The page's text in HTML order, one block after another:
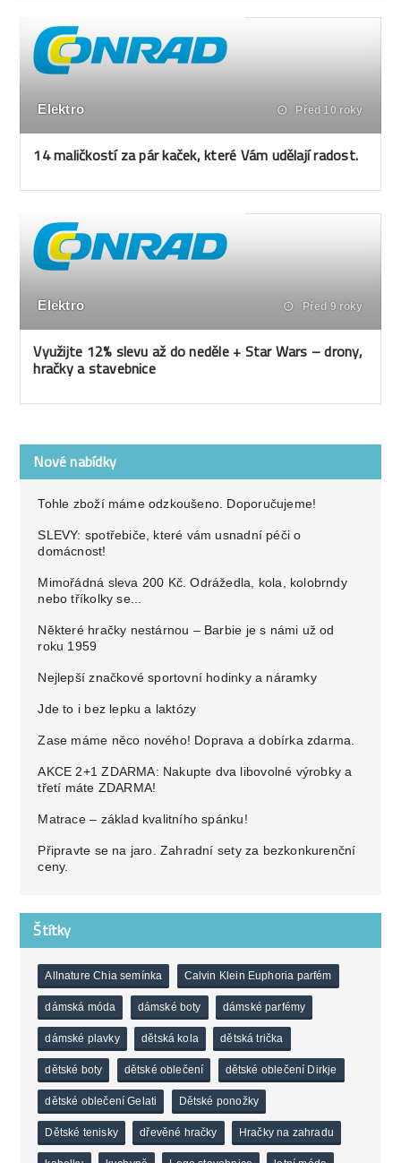
Elektro Před 10 roky
14 maličkostí za pár kaček, které Vám udělají radost.
Elektro Před 9 roky
Využijte 12% slevu až do neděle + Star Wars – drony,
hračky a stavebnice
Nové nabídky
Tohle zboží máme odzkoušeno. Doporučujeme!
SLEVY: spotřebiče, které vám usnadní péči o
domácnost!
Mimořádná sleva 200 Kč. Odrážedla, kola, kolobrndy
nebo tříkolky se...
Některé hračky nestárnou – Barbie je s námi už od
roku 1959
Nejlepší značkové sportovní hodinky a náramky
Jde to i bez lepku a laktózy
Zase máme něco nového! Doprava a dobírka zdarma.
AKCE 2+1 ZDARMA: Nakupte dva libovolné výrobky a
třetí máte ZDARMA!
Matrace – základ kvalitního spánku!
Připravte se na jaro. Zahradní sety za bezkonkurenční
ceny.
Štítky
Allnature Chia semínka Calvin Klein Euphoria parfém
dámská móda dámské boty dámské parfémy
dámské plavky dětská kola dětská trička
dětské boty dětské oblečení dětské oblečení Dirkje
dětské oblečení Gelati Dětské ponožky
Dětské tenisky dřevěné hračky Hračky na zahradu